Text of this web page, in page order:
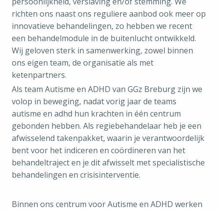
richten ons naast ons reguliere aanbod ook meer op
innovatieve behandelingen, zo hebben we recent
een behandelmodule in de buitenlucht ontwikkeld.
Wij geloven sterk in samenwerking, zowel binnen
ons eigen team, de organisatie als met
ketenpartners.
Als team Autisme en ADHD van GGz Breburg zijn we
volop in beweging, nadat vorig jaar de teams
autisme en adhd hun krachten in één centrum
gebonden hebben. Als regiebehandelaar heb je een
afwisselend takenpakket, waarin je verantwoordelijk
bent voor het indiceren en coördineren van het
behandeltraject en je dit afwisselt met specialistische
behandelingen en crisisinterventie.
Binnen ons centrum voor Autisme en ADHD werken